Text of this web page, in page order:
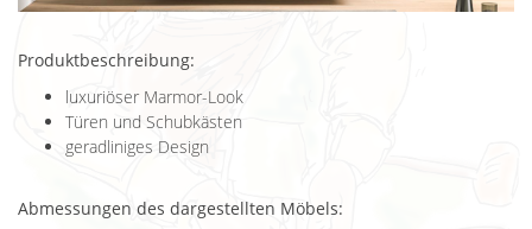
Produktbeschreibung:
luxuriöser Marmor-Look
Türen und Schubkästen
geradliniges Design
Abmessungen des dargestellten Möbels: